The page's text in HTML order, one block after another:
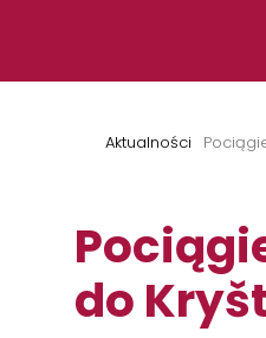
Aktualności
do